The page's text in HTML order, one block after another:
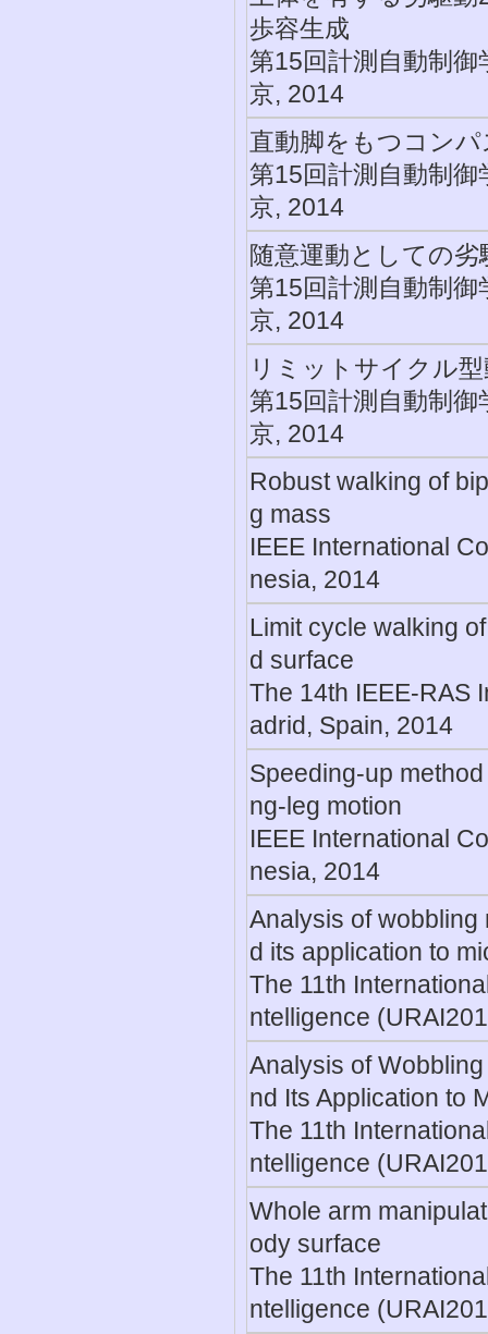
歩容生成
第15回計測自動制
京, 2014
直動脚をもつコン
第15回計測自動制
京, 2014
随意運動としての
第15回計測自動制
京, 2014
リミットサイクル
第15回計測自動制
京, 2014
Robust walking of
g mass
IEEE International
nesia, 2014
Limit cycle walking
d surface
The 14th IEEE-RAS
adrid, Spain, 2014
Speeding-up
ng-leg motion
IEEE International
nesia, 2014
Analysis of
d its application to
The 11th
ntelligence
Analysis of
nd Its Application to
The 11th
ntelligence
Whole arm
ody surface
The 11th
ntelligence